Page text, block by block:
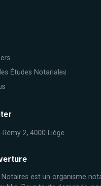
Études Notariales
Rémy 2, 4000 Liège
Notaires est un organisme